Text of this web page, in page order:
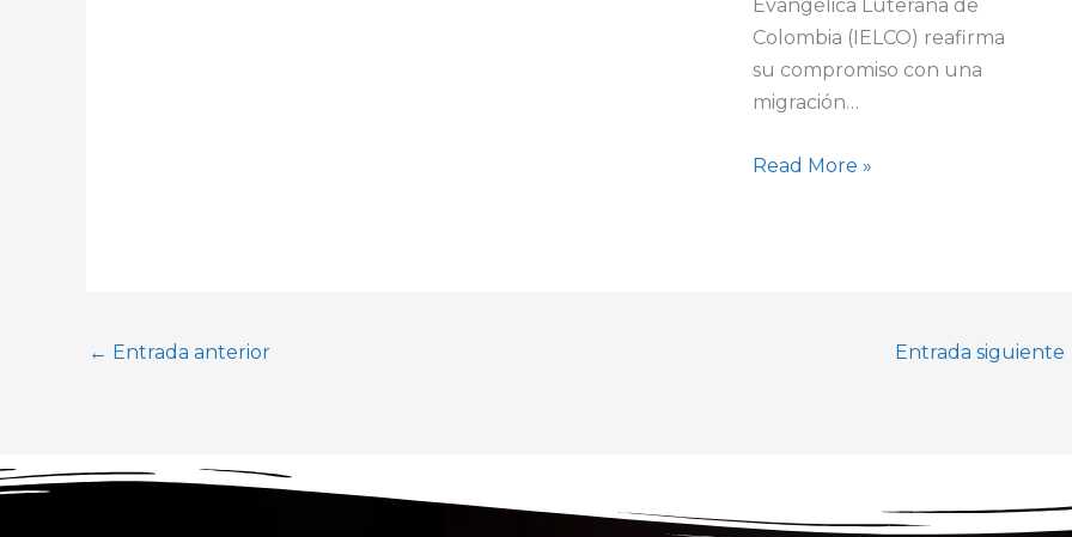
Evangélica Luterana de
Colombia (IELCO) reafirma
su compromiso con una
migración…
Read More »
← Entrada anterior Entrada siguiente